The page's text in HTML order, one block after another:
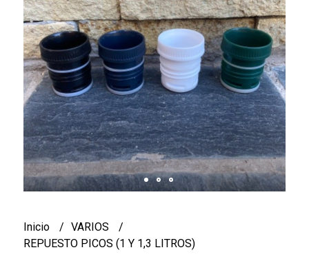
Inicio
VARIOS
REPUESTO PICOS (1 Y 1,3 LITROS)